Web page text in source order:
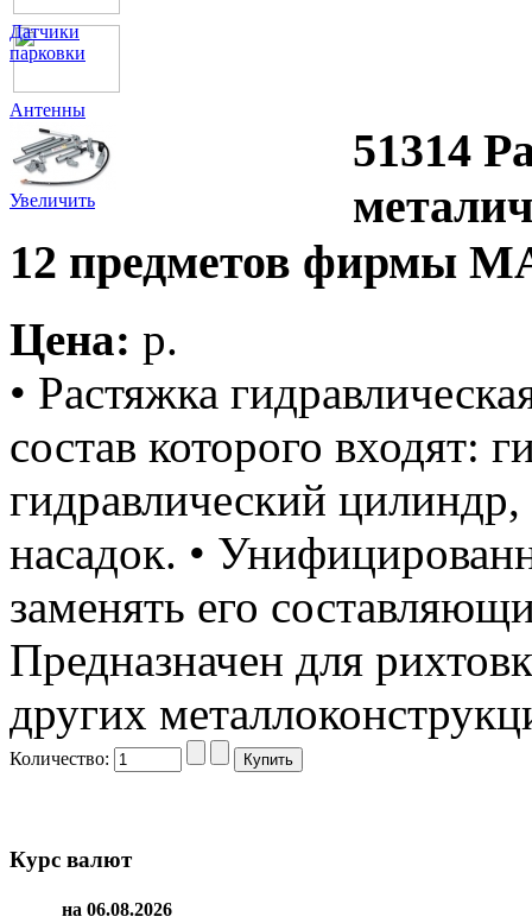
Датчики
парковки
Антенны
Увеличить
51314
12 предметов фирмы
Цена: p.
• Растяжка
состав которого входят:
гидравлический
насадок. •
заменять его
Предназначен для
других
Количество:
Курс валют
на 06.08.2026